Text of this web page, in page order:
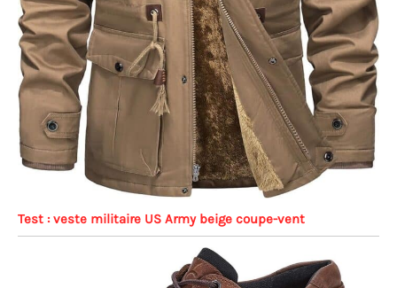
Test : veste militaire US Army beige coupe-vent